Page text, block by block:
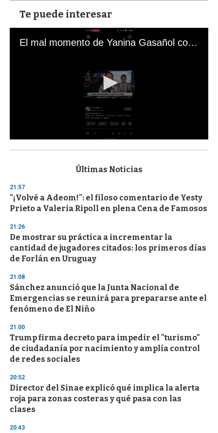
Te puede interesar
El mal momento de Yanina Gasañol con un hincha argentino en "Subrayado"
s
d
s
o
f
3
s
e
c
o
d
s
Últimas Noticias
21:57
"¡Volvé a Adeom!": el filoso comentario de Yesty
Prieto a Valeria Ripoll en plena Cena de Famosos
21:26
De mostrar su práctica a incrementar la
cantidad de jugadores citados: los primeros días
de Forlán en Uruguay
21:08
Sánchez anunció que la Junta Nacional de
Emergencias se reunirá para prepararse ante el
fenómeno de El Niño
21:00
Trump firma decreto para impedir el "turismo"
de ciudadanía por nacimiento y amplía control
de redes sociales
20:52
Director del Sinae explicó qué implica la alerta
roja para zonas costeras y qué pasa con las
clases
20:43